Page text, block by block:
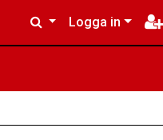
Logga in